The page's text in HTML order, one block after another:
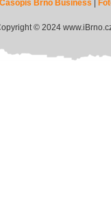
Časopis Brno Business
© 2024